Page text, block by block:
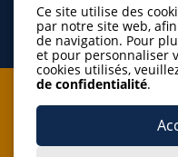
Je
Ce site utilise des
par notre site web,
de navigation. Pour
et pour personnaliser
cookies utilisés,
de confidentialité.